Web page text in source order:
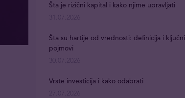
Šta je rizični kapital i kako njime upravljati
31.07.2026
Šta su hartije od vrednosti: definicija i ključni
pojmovi
30.07.2026
Vrste investicija i kako odabrati
27.07.2026